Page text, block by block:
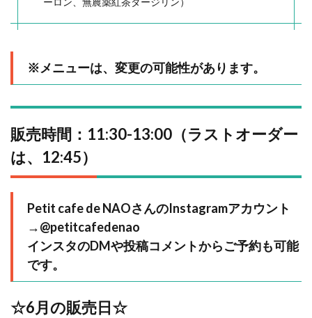
※メニューは、変更の可能性があります。
販売時間：11:30-13:00（ラストオーダー
は、12:45）
Petit cafe de NAOさんのInstagramアカウント
→@petitcafedenao
インスタのDMや投稿コメントからご予約も可能
です。
☆6月の販売日☆